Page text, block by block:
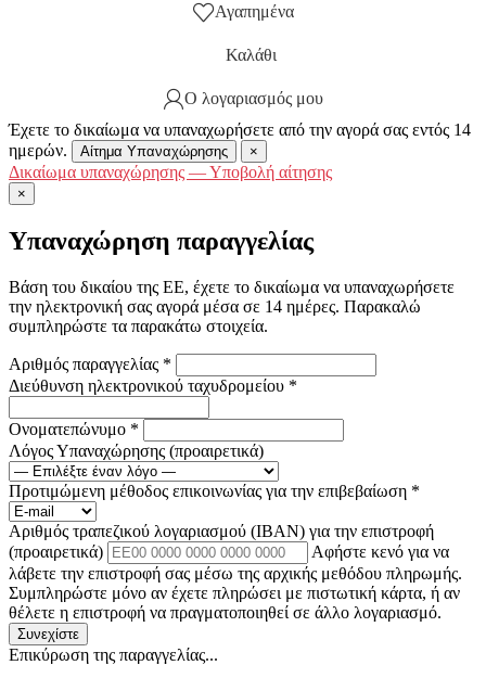
Αγαπημένα
Καλάθι
Ο λογαριασμός μου
Έχετε το δικαίωμα να υπαναχωρήσετε από την αγορά σας εντός 14
ημερών.
Αίτημα Υπαναχώρησης ×
Δικαίωμα υπαναχώρησης — Υποβολή αίτησης
×
Υπαναχώρηση παραγγελίας
Βάση του δικαίου της ΕΕ, έχετε το δικαίωμα να υπαναχωρήσετε
την ηλεκτρονική σας αγορά μέσα σε 14 ημέρες. Παρακαλώ
συμπληρώστε τα παρακάτω στοιχεία.
Αριθμός παραγγελίας *
Διεύθυνση ηλεκτρονικού ταχυδρομείου *
Ονοματεπώνυμο *
Λόγος Υπαναχώρησης (προαιρετικά)
Προτιμώμενη μέθοδος επικοινωνίας για την επιβεβαίωση *
Αριθμός τραπεζικού λογαριασμού (IBAN) για την επιστροφή
(προαιρετικά)
Αφήστε κενό για να
λάβετε την επιστροφή σας μέσω της αρχικής μεθόδου πληρωμής.
Συμπληρώστε μόνο αν έχετε πληρώσει με πιστωτική κάρτα, ή αν
θέλετε η επιστροφή να πραγματοποιηθεί σε άλλο λογαριασμό.
Συνεχίστε
Επικύρωση της παραγγελίας...